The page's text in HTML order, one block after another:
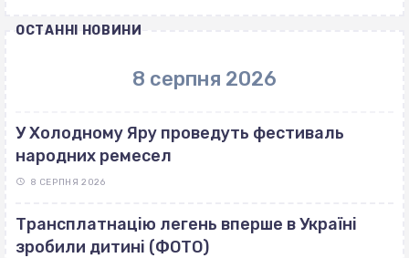
ОСТАННІ НОВИНИ
8 серпня 2026
У Холодному Яру проведуть фестиваль
народних ремесел
8 СЕРПНЯ 2026
Трансплатнацію легень вперше в Україні
зробили дитині (ФОТО)